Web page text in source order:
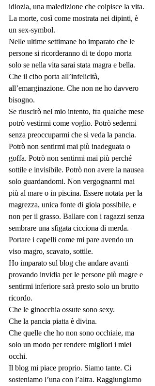
idiozia, una maledizione che colpisce la vita.
La morte, così come mostrata nei dipinti, è
un sex-symbol.
Nelle ultime settimane ho imparato che le
persone si ricorderanno di te dopo morta
solo se nella vita sarai stata magra e bella.
Che il cibo porta all’infelicità,
all’emarginazione. Che non ne ho davvero
bisogno.
Se riuscirò nel mio intento, fra qualche mese
potrò vestirmi come voglio. Potrò sedermi
senza preoccuparmi che si veda la pancia.
Potrò non sentirmi mai più inadeguata o
goffa. Potrò non sentirmi mai più perché
sottile e invisibile. Potrò non avere la nausea
solo guardandomi. Non vergognarmi mai
più al mare o in piscina. Essere notata per la
magrezza, unica fonte di gioia possibile, e
non per il grasso. Ballare con i ragazzi senza
sembrare una sfigata cicciona di merda.
Portare i capelli come mi pare avendo un
viso magro, scavato, sottile.
Ho imparato sul blog che andare avanti
provando invidia per le persone più magre e
sentirmi inferiore sarà presto solo un brutto
ricordo.
Che le ginocchia ossute sono sexy.
Che la pancia piatta è divina.
Che quelle che ho non sono occhiaie, ma
solo un modo per rendere migliori i miei
occhi.
Il blog mi piace proprio. Siamo tante. Ci
sosteniamo l’una con l’altra. Raggiungiamo